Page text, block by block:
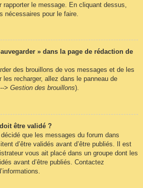
le message. En cliquant dessus,
nécessaires pour le faire.
» dans la page de rédaction de
des brouillons de vos messages et de les
les recharger, allez dans le panneau de
> Gestion des brouillons).
être validé ?
décidé que les messages du forum dans
d’être validés avant d’être publiés. Il est
vous ait placé dans un groupe dont les
avant d’être publiés. Contactez